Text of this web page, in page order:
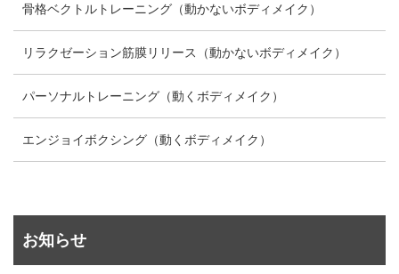
骨格ベクトルトレーニング（動かないボディメイク）
リラクゼーション筋膜リリース（動かないボディメイク）
パーソナルトレーニング（動くボディメイク）
エンジョイボクシング（動くボディメイク）
お知らせ